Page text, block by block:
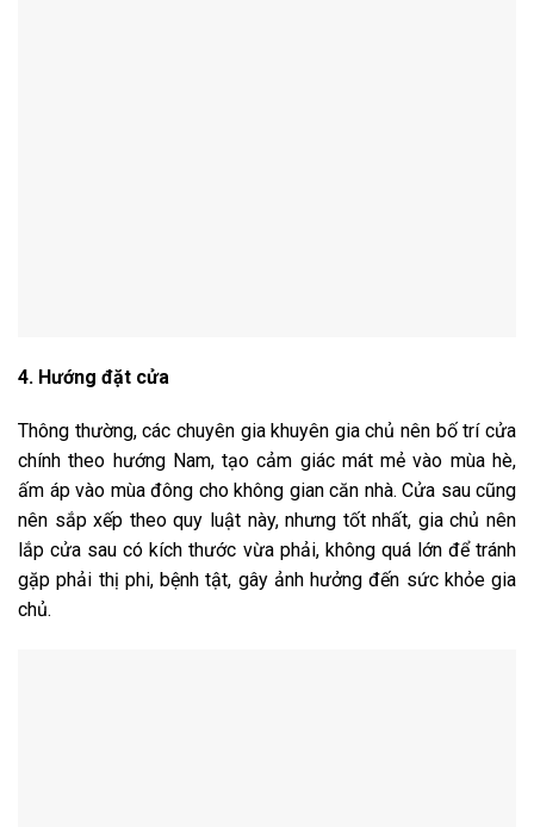
4. Hướng đặt cửa
Thông thường, các chuyên gia khuyên gia chủ nên bố trí cửa
chính theo hướng Nam, tạo cảm giác mát mẻ vào mùa hè,
ấm áp vào mùa đông cho không gian căn nhà. Cửa sau cũng
nên sắp xếp theo quy luật này, nhưng tốt nhất, gia chủ nên
lắp cửa sau có kích thước vừa phải, không quá lớn để tránh
gặp phải thị phi, bệnh tật, gây ảnh hưởng đến sức khỏe gia
chủ.